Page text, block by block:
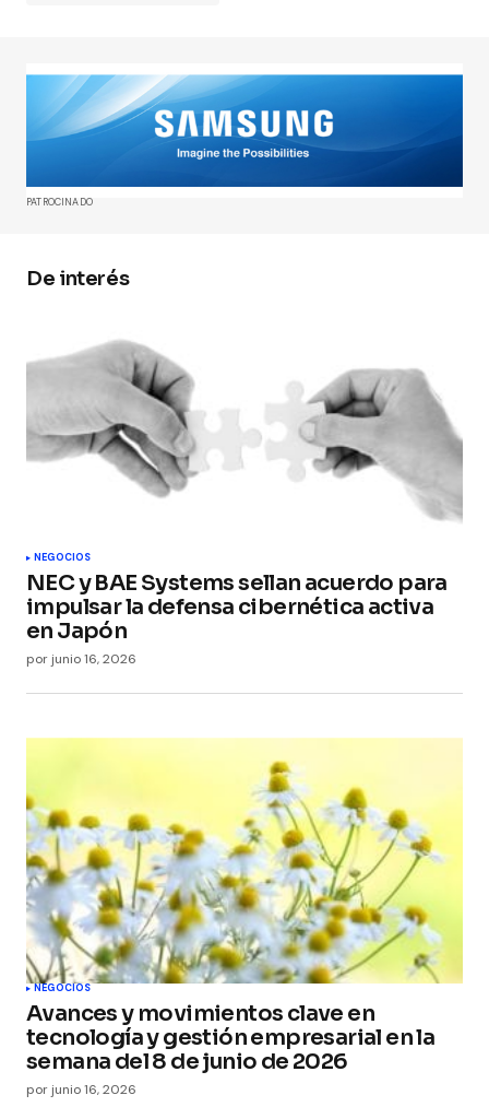
Tu dirección de correo electrónico no será
publicada.Los campos obligatorios están
marcados con*
Comment*
Your E-mail*
Guarda mi nombre, correo electrónico y web en
este navegador para la próxima vez que
comente.
PATROCINADO
De interés
NEGOCIOS
NEC y BAE Systems sellan acuerdo para
impulsar la defensa cibernética activa
en Japón
por junio 16, 2026
NEGOCIOS
Avances y movimientos clave en
tecnología y gestión empresarial en la
semana del 8 de junio de 2026
por junio 16, 2026